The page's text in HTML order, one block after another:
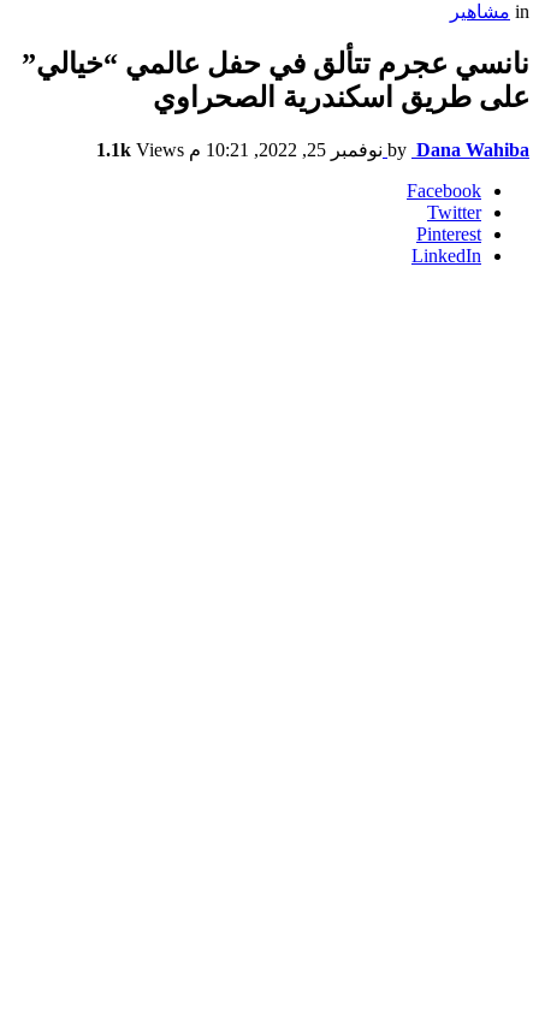
in مشاهير
نانسي عجرم تتألق في حفل عالمي “خيالي”
على طريق اسكندرية الصحراوي
by Dana Wahiba نوفمبر 25, 2022, 10:21 م 1.1k Views
Facebook
Twitter
Pinterest
LinkedIn